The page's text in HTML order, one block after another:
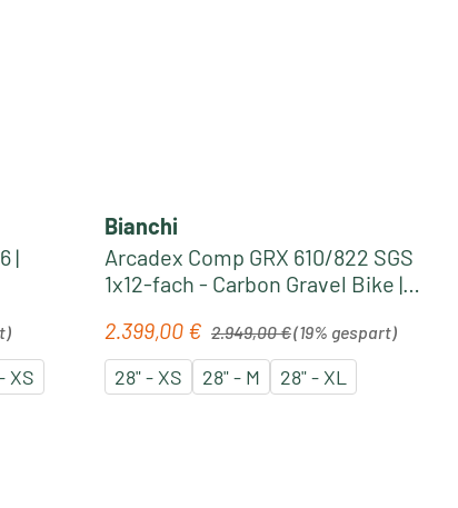
|
XS
Bianchi
Arcadex Comp GRX 610/822 SGS
1x12-fach - Carbon Gravel Bike |
Verkaufspreis:
2.399,00 € 2.949,00 €(19% gespart)
28" - XS 28" - M 28" - XL